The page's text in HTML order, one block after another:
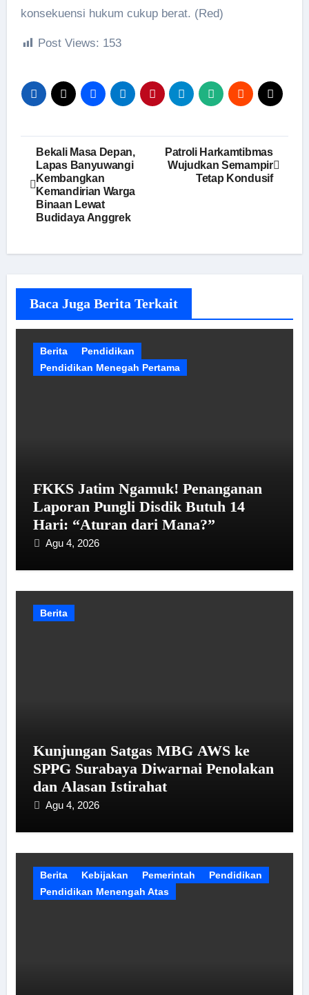
konsekuensi hukum cukup berat. (Red)
Post Views: 153
Navigasi
pos
Bekali Masa Depan,
Lapas Banyuwangi
Kembangkan
Kemandirian Warga
Binaan Lewat
Budidaya Anggrek
Patroli Harkamtibmas
Wujudkan Semampir
Tetap Kondusif
Baca Juga Berita Terkait
Berita
Pendidikan
Pendidikan Menegah Pertama
FKKS Jatim Ngamuk! Penanganan
Laporan Pungli Disdik Butuh 14
Hari: “Aturan dari Mana?”
Agu 4, 2026
Berita
Kunjungan Satgas MBG AWS ke
SPPG Surabaya Diwarnai Penolakan
dan Alasan Istirahat
Agu 4, 2026
Berita Kebijakan Pemerintah
Pendidikan
Pendidikan Menengah Atas